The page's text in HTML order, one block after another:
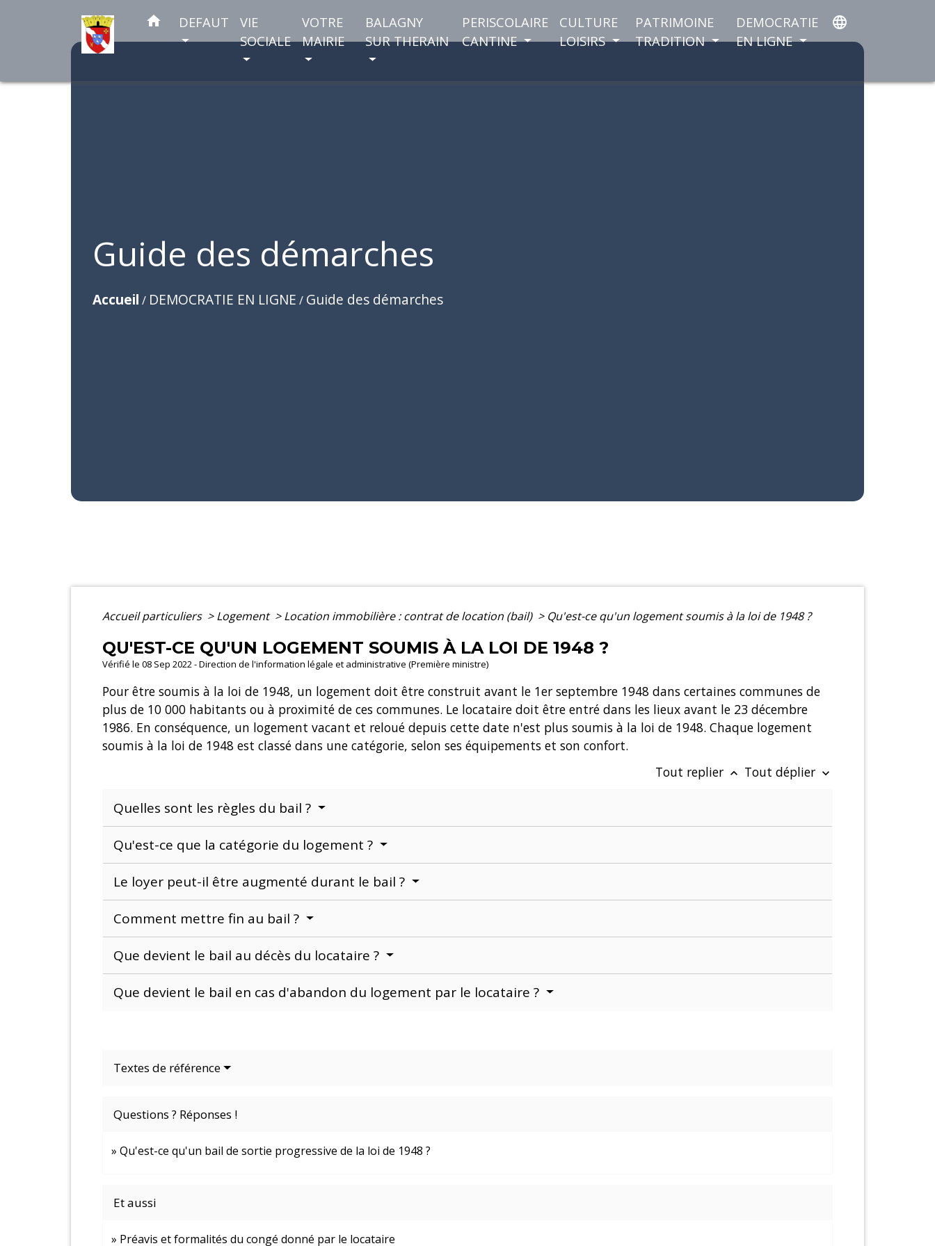
home DEFAUT
VIE
SOCIALE
VOTRE
MAIRIE
BALAGNY
SUR THERAIN
PERISCOLAIRE
CANTINE
CULTURE
LOISIRS
PATRIMOINE
TRADITION
DEMOCRATIE
EN LIGNE
language
Guide des démarches
Accueil / DEMOCRATIE EN LIGNE / Guide des démarches
Accueil particuliers > Logement > Location immobilière : contrat de location (bail) > Qu'est-ce qu'un logement soumis à la loi de 1948 ?
QU'EST-CE QU'UN LOGEMENT SOUMIS À LA LOI DE 1948 ?
Vérifié le 08 Sep 2022 - Direction de l'information légale et administrative (Première ministre)
Pour être soumis à la loi de 1948, un logement doit être construit avant le 1er septembre 1948 dans certaines communes de
plus de 10 000 habitants ou à proximité de ces communes. Le locataire doit être entré dans les lieux avant le 23 décembre
1986. En conséquence, un logement vacant et reloué depuis cette date n'est plus soumis à la loi de 1948. Chaque logement
soumis à la loi de 1948 est classé dans une catégorie, selon ses équipements et son confort.
Tout replier keyboard_arrow_up Tout déplier keyboard_arrow_down
Quelles sont les règles du bail ?
Qu'est-ce que la catégorie du logement ?
Le loyer peut-il être augmenté durant le bail ?
Comment mettre fin au bail ?
Que devient le bail au décès du locataire ?
Que devient le bail en cas d'abandon du logement par le locataire ?
Textes de référence
Questions ? Réponses !
Qu'est-ce qu'un bail de sortie progressive de la loi de 1948 ?
Et aussi
Préavis et formalités du congé donné par le locataire